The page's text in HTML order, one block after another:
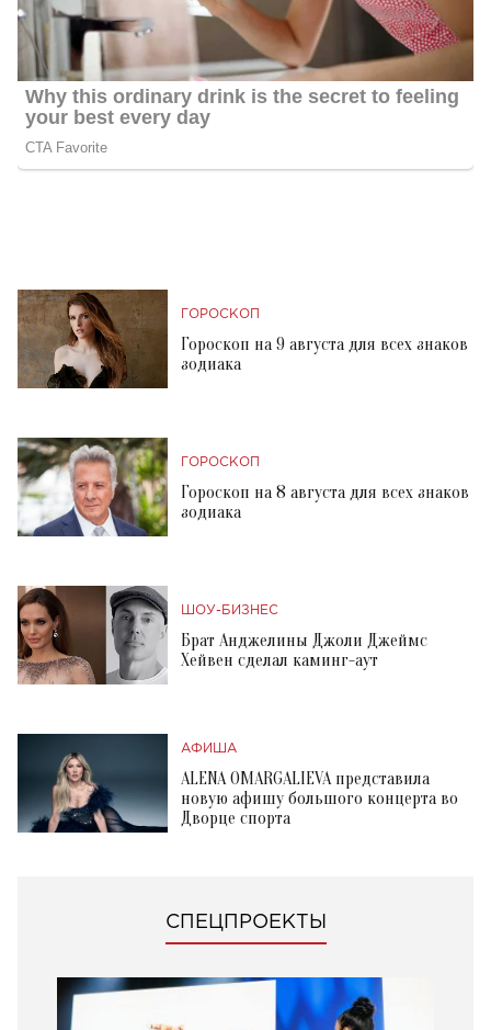
ГОРОСКОП
Гороскоп на 9 августа для всех знаков
зодиака
ГОРОСКОП
Гороскоп на 8 августа для всех знаков
зодиака
ШОУ-БИЗНЕС
Брат Анджелины Джоли Джеймс
Хейвен сделал каминг-аут
АФИША
ALENA OMARGALIEVA представила
новую афишу большого концерта во
Дворце спорта
СПЕЦПРОЕКТЫ